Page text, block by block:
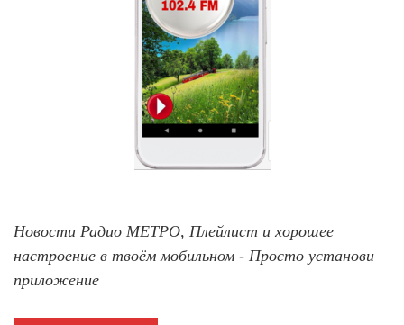
Новости Радио МЕТРО, Плейлист и хорошее
настроение в твоём мобильном - Просто установи
приложение